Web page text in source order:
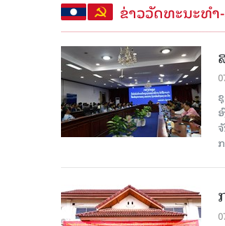
ຂ່າວວັດທະນະທຳ